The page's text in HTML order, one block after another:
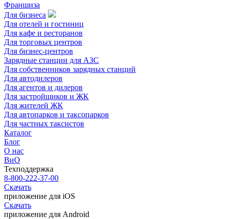
Франшиза
Для бизнеса
Для отелей и гостиниц
Для кафе и ресторанов
Для торговых центров
Для бизнес-центров
Зарядные станции для АЗС
Для собственников зарядных станций
Для автодилеров
Для агентов и дилеров
Для застройщиков и ЖК
Для жителей ЖК
Для автопарков и таксопарков
Для частных таксистов
Каталог
Блог
О нас
ВиО
Техподдержка
8-800-222-37-00
Скачать
приложение для iOS
Скачать
приложение для Android